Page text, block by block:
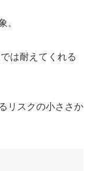
。
は耐えてくれる
リスクの小ささか